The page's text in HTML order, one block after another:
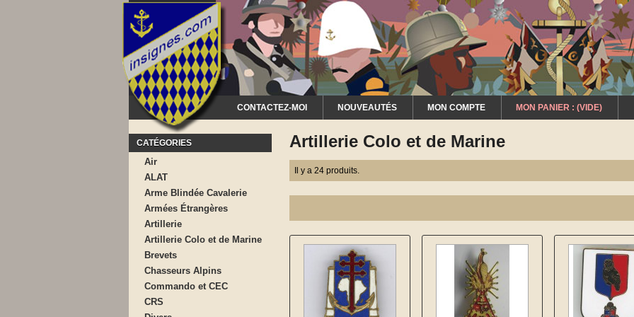
CONTACTEZ-MOI NOUVEAUTÉS MON COMPTE MON PANIER : (VIDE)
CATÉGORIES
Air
ALAT
Arme Blindée Cavalerie
Armées Étrangères
Artillerie
Artillerie Colo et de Marine
Brevets
Chasseurs Alpins
Commando et CEC
CRS
Artillerie Colo et de Marine
Il y a 24 produits.